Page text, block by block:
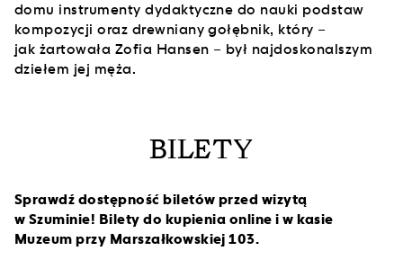
domu instrumenty dydaktyczne do nauki podstaw
kompozycji oraz drewniany gołębnik, który –
jak żartowała Zofia Hansen – był najdoskonalszym
dziełem jej męża.
BILETY
Sprawdź dostępność biletów przed wizytą
w Szuminie! Bilety do kupienia online i w kasie
Muzeum przy Marszałkowskiej 103.